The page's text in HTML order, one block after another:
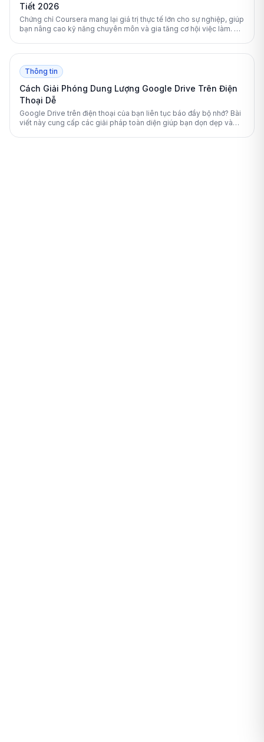
Tiết 2026
Chứng chỉ Coursera mang lại giá trị thực tế lớn cho sự nghiệp, giúp
bạn nâng cao kỹ năng chuyên môn và gia tăng cơ hội việc làm. Bài
Thông tin
Cách Giải Phóng Dung Lượng Google Drive Trên Điện
Thoại Dễ
Google Drive trên điện thoại của bạn liên tục báo đầy bộ nhớ? Bài
viết này cung cấp các giải pháp toàn diện giúp bạn dọn dẹp và